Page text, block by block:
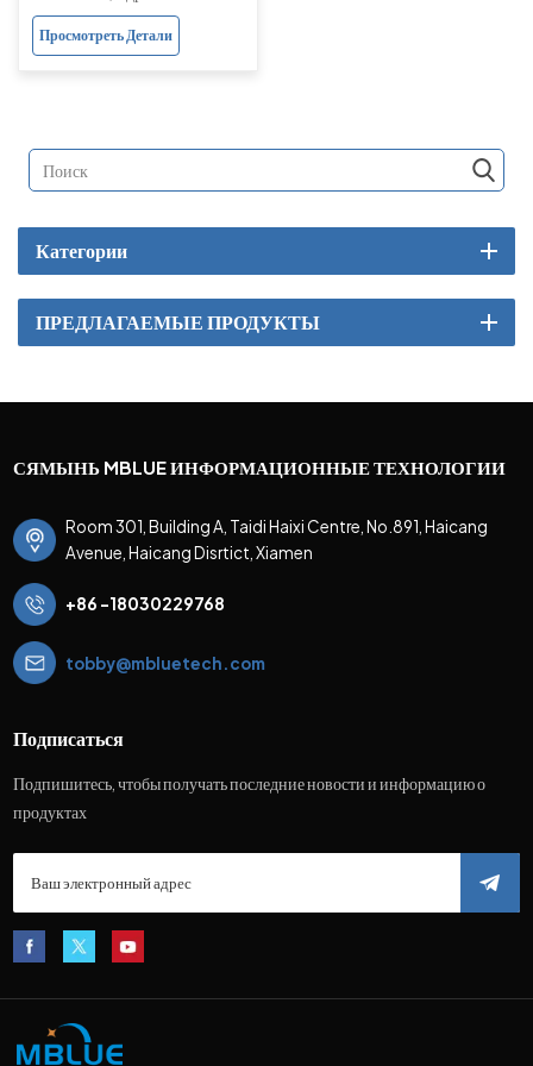
Просмотреть Детали
Категории
ПРЕДЛАГАЕМЫЕ ПРОДУКТЫ
СЯМЫНЬ MBLUE ИНФОРМАЦИОННЫЕ ТЕХНОЛОГИИ
Room 301, Building A, Taidi Haixi Centre, No.891, Haicang
Avenue, Haicang Disrtict, Xiamen
+86 -18030229768
tobby@mbluetech.com
Подписаться
Подпишитесь, чтобы получать последние новости и информацию о
продуктах